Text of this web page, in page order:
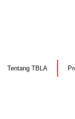
Tentang TBLA